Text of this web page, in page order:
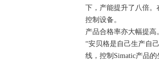
下，产能提升了八倍。
控制设备。
产品合格率亦大幅提
“安贝格是自己生产自
线，控制Simatic产品